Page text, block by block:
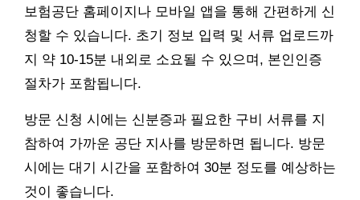
보험공단 홈페이지나 모바일 앱을 통해 간편하게 신
청할 수 있습니다. 초기 정보 입력 및 서류 업로드까
지 약 10-15분 내외로 소요될 수 있으며, 본인인증
절차가 포함됩니다.
방문 신청 시에는 신분증과 필요한 구비 서류를 지
참하여 가까운 공단 지사를 방문하면 됩니다. 방문
시에는 대기 시간을 포함하여 30분 정도를 예상하는
것이 좋습니다.